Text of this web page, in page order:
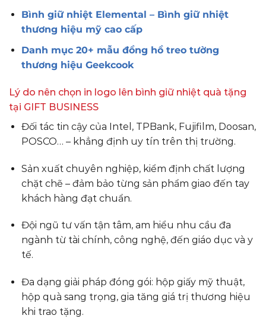
Bình giữ nhiệt Elemental – Bình giữ nhiệt
thương hiệu mỹ cao cấp
Danh mục 20+ mẫu đồng hồ treo tường
thương hiệu Geekcook
Lý do nên chọn in logo lên bình giữ nhiệt quà tặng
tại GIFT BUSINESS
Đối tác tin cậy của Intel, TPBank, Fujifilm, Doosan,
POSCO… – khẳng định uy tín trên thị trường.
Sản xuất chuyên nghiệp, kiểm định chất lượng
chặt chẽ – đảm bảo từng sản phẩm giao đến tay
khách hàng đạt chuẩn.
Đội ngũ tư vấn tận tâm, am hiểu nhu cầu đa
ngành từ tài chính, công nghệ, đến giáo dục và y
tế.
Đa dạng giải pháp đóng gói: hộp giấy mỹ thuật,
hộp quà sang trọng, gia tăng giá trị thương hiệu
khi trao tặng.